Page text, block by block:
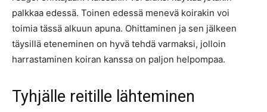
palkkaa edessä. Toinen edessä menevä koirakin voi
toimia tässä alkuun apuna. Ohittaminen ja sen jälkeen
täysillä eteneminen on hyvä tehdä varmaksi, jolloin
harrastaminen koiran kanssa on paljon helpompaa.
Tyhjälle reitille lähteminen